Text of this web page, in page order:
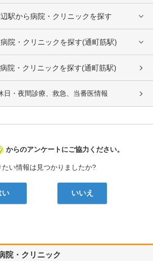
駅から病院・クリニックを探す
院・クリニックを探す(通町筋駅)
院・クリニックを探す(通町筋駅)
日・夜間診療、救急、当番医情報
病院なび
からのアンケートにご協力ください。
たい情報は見つかりましたか?
い いいえ
院・クリニック